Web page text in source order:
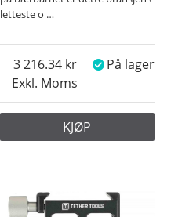
letteste o …
Exkl. Moms
3 216.34 På lager
KJØP